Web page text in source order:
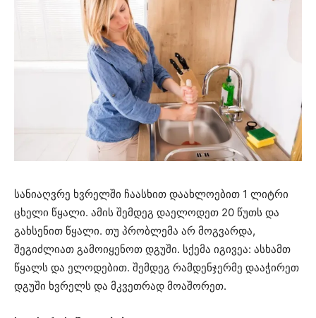
სანიაღვრე ხვრელში ჩაასხით დაახლოებით 1 ლიტრი
ცხელი წყალი. ამის შემდეგ დაელოდეთ 20 წუთს და
გახსენით წყალი. თუ პრობლემა არ მოგვარდა,
შეგიძლიათ გამოიყენოთ დგუში. სქემა იგივეა: ასხამთ
წყალს და ელოდებით. შემდეგ რამდენჯერმე დააჭირეთ
დგუში ხვრელს და მკვეთრად მოაშორეთ.